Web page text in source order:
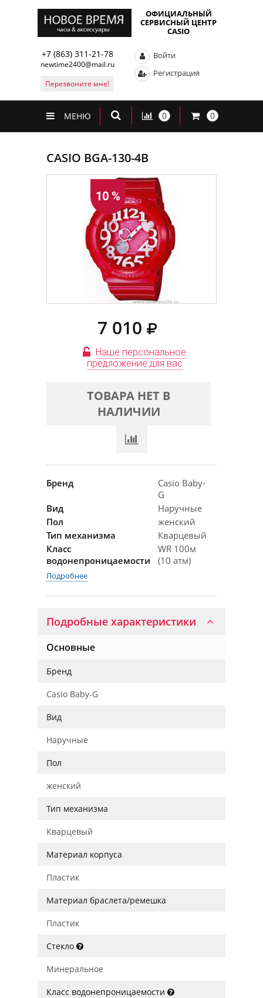
ОФИЦИАЛЬНЫЙ
СЕРВИСНЫЙ ЦЕНТР
CASIO
+7 (863) 311-21-78
newtime2400@mail.ru
Перезвоните мне!
Войти
Регистрация
МЕНЮ 0 0
CASIO BGA-130-4B
10 %
7 010
Наше персональное
предложение для вас
ТОВАРА НЕТ В
НАЛИЧИИ
Бренд
Casio Baby-
G
Вид
Наручные
Пол
женский
Тип механизма
Кварцевый
Класс
водонепроницаемости
WR 100м
(10 атм)
Подробнее
Подробные характеристики
Основные
Бренд
Casio Baby-G
Вид
Наручные
Пол
женский
Тип механизма
Кварцевый
Материал корпуса
Пластик
Материал браслета/ремешка
Пластик
Стекло
Минеральное
Класс водонепроницаемости